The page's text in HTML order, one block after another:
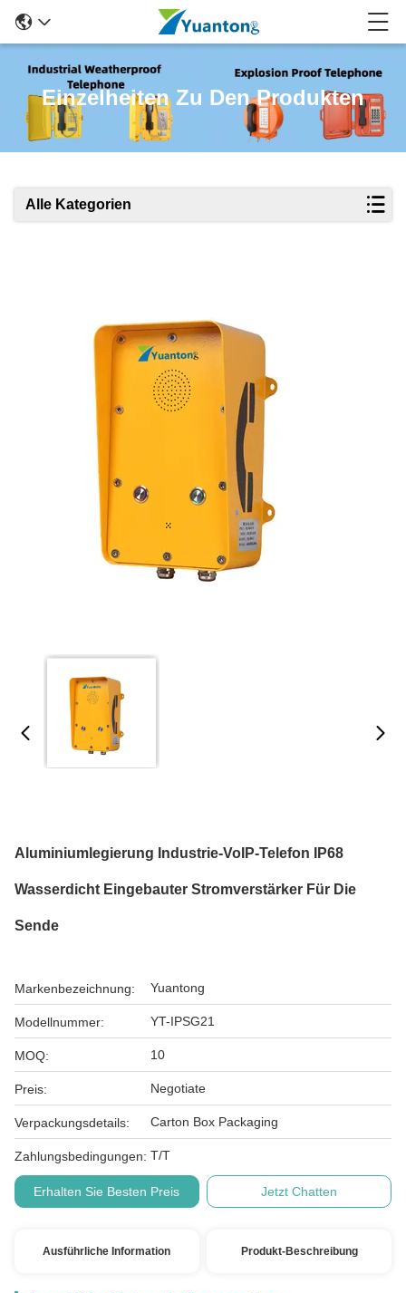
Einzelheiten Zu Den Produkten
Alle Kategorien
Aluminiumlegierung Industrie-VoIP-Telefon IP68
Wasserdicht Eingebauter Stromverstärker Für Die
Sende
Markenbezeichnung: Yuantong
Modellnummer: YT-IPSG21
MOQ: 10
Preis: Negotiate
Verpackungsdetails: Carton Box Packaging
Zahlungsbedingungen: T/T
Erhalten Sie Besten Preis Jetzt Chatten
Ausführliche Information Produkt-Beschreibung